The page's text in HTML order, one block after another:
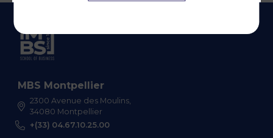
MBS Montpellier
2300 Avenue des Moulins,
34080 Montpellier
+(33) 04.67.10.25.00